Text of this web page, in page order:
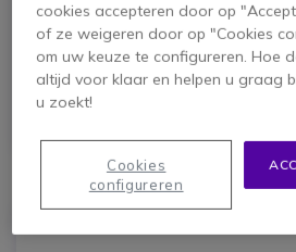
165,95 €
159,95 € ex.
cookies accepteren door op
of ze weigeren door op "Cookies
om uw keuze te configureren. Hoe
altijd voor klaar en helpen u graag
u zoekt!
Cookies
configureren